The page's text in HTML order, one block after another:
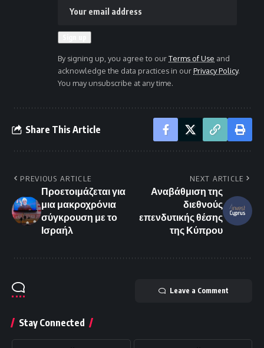
By signing up, you agree to ourTerms of Use and
acknowledge the data practices in ourPrivacy Policy.
You may unsubscribe at any time.
Share This Article
PREVIOUS ARTICLE
Προετοιμάζεται για
μια μακροχρόνια
σύγκρουση με το
Ισραήλ
NEXT ARTICLE
Αναβάθμιση της
διεθνούς
επενδυτικής θέσης
της Κύπρου
Leave a Comment
Stay Connected